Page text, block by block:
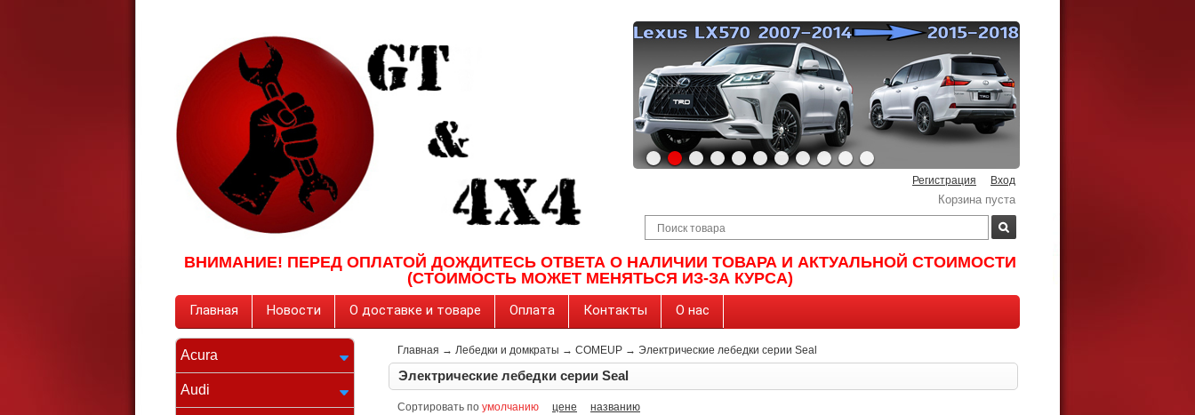
Регистрация Вход
Корзина пуста
ВНИМАНИЕ! ПЕРЕД ОПЛАТОЙ ДОЖДИТЕСЬ ОТВЕТА О НАЛИЧИИ ТОВАРА И АКТУАЛЬНОЙ СТОИМОСТИ
(СТОИМОСТЬ МОЖЕТ МЕНЯТЬСЯ ИЗ-ЗА КУРСА)
Главная Новости О доставке и товаре Оплата Контакты О нас
Acura
Audi
Главная → Лебедки и домкраты → COMEUP → Электрические лебедки серии Seal
Электрические лебедки серии Seal
Сортировать по умолчанию цене названию